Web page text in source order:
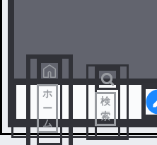
ホ
ー
ム
検
索